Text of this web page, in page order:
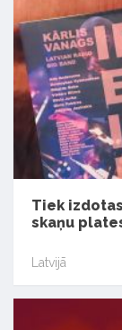
Tiek
skaņu
Latvijā